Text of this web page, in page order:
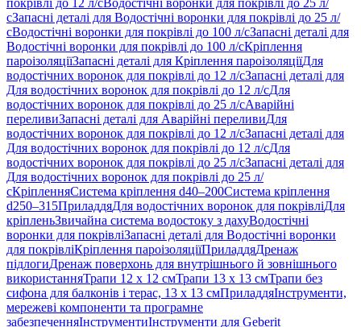
покрівлі до 12 л/сВодостічні воронки для покрівлі до 25 л/
сЗапасні деталі для Водостічні воронки для покрівлі до 25 л/
сВодостічні воронки для покрівлі до 100 л/сЗапасні деталі для
Водостічні воронки для покрівлі до 100 л/сКріплення
пароізоляціїЗапасні деталі для Кріплення пароізоляціїДля
водостічних воронок для покрівлі до 12 л/сЗапасні деталі для
Для водостічних воронок для покрівлі до 12 л/сДля
водостічних воронок для покрівлі до 25 л/сАварійні
переливиЗапасні деталі для Аварійні переливиДля
водостічних воронок для покрівлі до 12 л/сЗапасні деталі для
Для водостічних воронок для покрівлі до 12 л/сДля
водостічних воронок для покрівлі до 25 л/сЗапасні деталі для
Для водостічних воронок для покрівлі до 25 л/
сКріпленняСистема кріплення d40–200Система кріплення
d250–315ПриладдяДля водостічних воронок для покрівліДля
кріпленьЗвичайна система водостоку з дахуВодостічні
воронки для покрівліЗапасні деталі для Водостічні воронки
для покрівліКріплення пароізоляціїПриладдяДренаж
підлогиДренаж поверхонь для внутрішнього й зовнішнього
використанняТрапи 12 x 12 смТрапи 13 x 13 смТрапи без
сифона для балконів і терас, 13 x 13 смПриладдяІнструменти,
мережеві компоненти та програмне
забезпеченняІнструментиІнструменти для Geberit